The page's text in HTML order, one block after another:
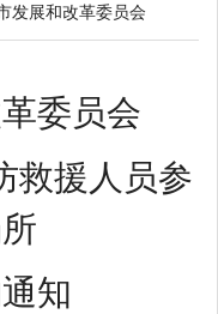
发展和改革委员会
委员会
救援人员参
知